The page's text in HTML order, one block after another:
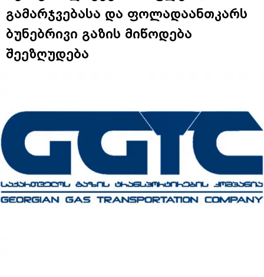
გამარჯვებასა და ფოლადაანთკარს
ბუნებრივი გაზის მიწოდება
შეეზღუდება